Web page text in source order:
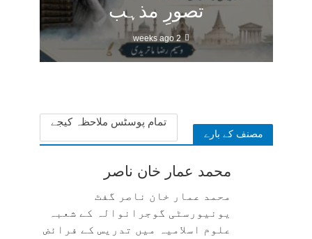
تصورِ مذہب
2 weeks ago
مصنف کے بارے
تمام پوسٹس ملاحظہ کیجے
محمد عمار خان ناصر
محمد عمار خان ناصر گفٹ
یونیورسٹی گوجرانوالہ کے شعبہ
علوم اسلامیہ میں تدریس کے فرائض